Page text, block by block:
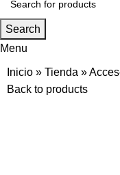
Search
Menu
Inicio » Tienda »
Back to products